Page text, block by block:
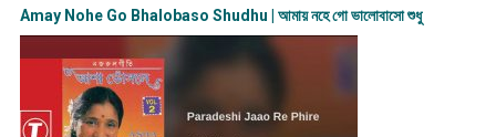
Amay Nohe Go Bhalobaso Shudhu | আমায় নহে গো ভালোবাসো শুধু